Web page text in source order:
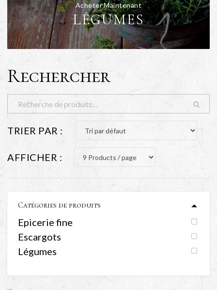
Acheter Maintenant
LÉGUMES
Rechercher
TRIER PAR :
AFFICHER :
Catégories de produits
Epicerie fine
Escargots
Légumes